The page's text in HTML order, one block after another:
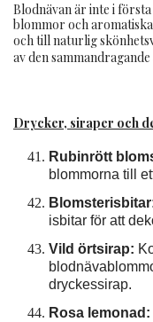
Blodnävan är inte i
blommor och
och till naturlig
av den sammandragande
Drycker, siraper och
Rubinrött
blommorna till
isbitar för att
Vild örtsirap:
dryckessirap.
Rosa lemonad: